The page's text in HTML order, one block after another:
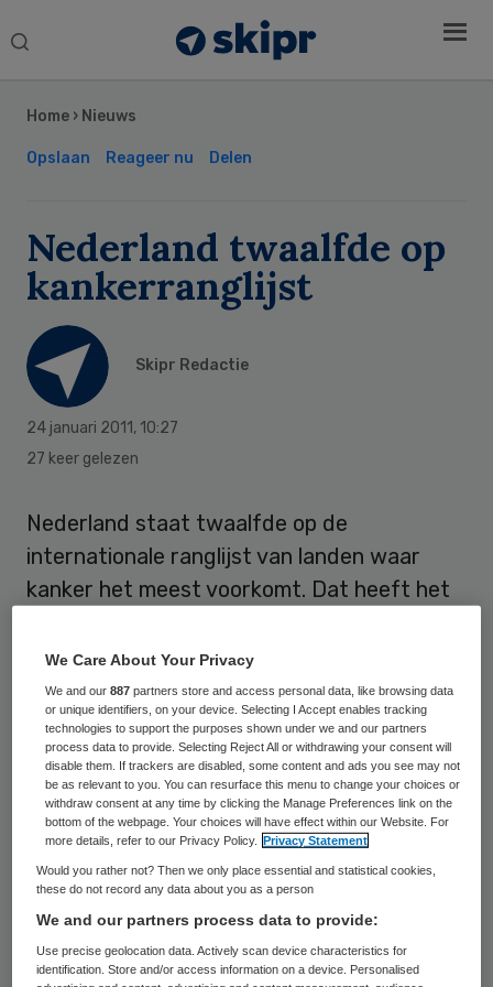
Search
Home › Nieuws
Opslaan Reageer nu Delen
Nederland twaalfde op
kankerranglijst
Skipr Redactie
24 januari 2011, 10:27
27 keer gelezen
Nederland staat twaalfde op de
internationale ranglijst van landen waar
kanker het meest voorkomt. Dat heeft het
bekendgemaakt. Denemarken is koploper.
Ongezond gedrag
Jaarlijks krijgen 286,8 op de
honderdduizend Nederlanders kanker, zo
blijkt uit de meest recente cijfers van de
Wereldgezondheidsorganisatie (WHO). Het
hoge aantal komt deels door de goede
diagnose en registratie van de ziekte. Het
heeft echter ook te maken met het hoge
Sidebar
We Care About Your Privacy
We and our887 partners store and access personal data, like browsing data
or unique identifiers, on your device. Selecting I Accept enables tracking
technologies to support the purposes shown under we and our partners
process data to provide. Selecting Reject All or withdrawing your consent will
disable them. If trackers are disabled, some content and ads you see may not
be as relevant to you. You can resurface this menu to change your choices or
withdraw consent at any time by clicking the Manage Preferences link on the
bottom of the webpage. Your choices will have effect within our Website. For
more details, refer to our Privacy Policy.
Privacy Statement
Would you rather not? Then we only place essential and statistical cookies,
these do not record any data about you as a person
We and our partners process data to provide:
Use precise geolocation data. Actively scan device characteristics for
identification. Store and/or access information on a device. Personalised